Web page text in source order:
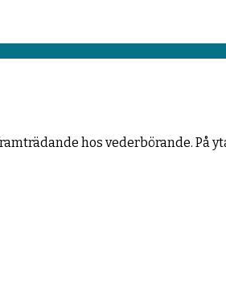
hos vederbörande. På